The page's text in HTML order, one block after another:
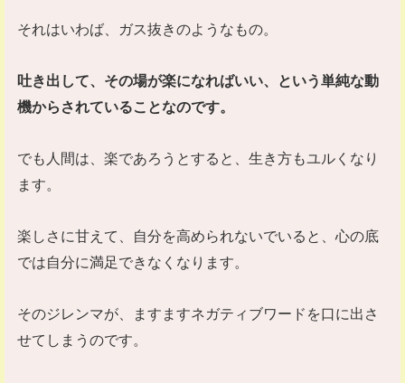
それはいわば、ガス抜きのようなもの。
吐き出して、その場が楽になればいい、という単純な動
機からされていることなのです。
でも人間は、楽であろうとすると、生き方もユルくなり
ます。
楽しさに甘えて、自分を高められないでいると、心の底
では自分に満足できなくなります。
そのジレンマが、ますますネガティブワードを口に出さ
せてしまうのです。